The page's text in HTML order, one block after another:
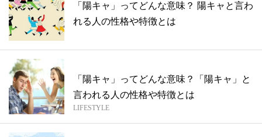
「陽キャ」ってどんな意味？ 陽キャと言わ
れる人の性格や特徴とは
「陽キャ」ってどんな意味？「陽キャ」と
言われる人の性格や特徴とは
LIFESTYLE